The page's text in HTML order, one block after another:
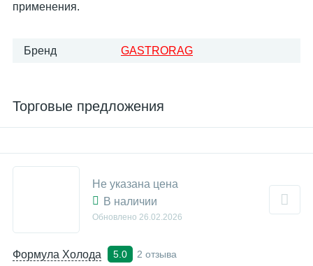
применения.
Бренд GASTRORAG
Торговые предложения
Формула Холода 5.0
2 отзыва
Не указана цена
В наличии
Обновлено 26.02.2026